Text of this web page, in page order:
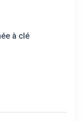
à clé